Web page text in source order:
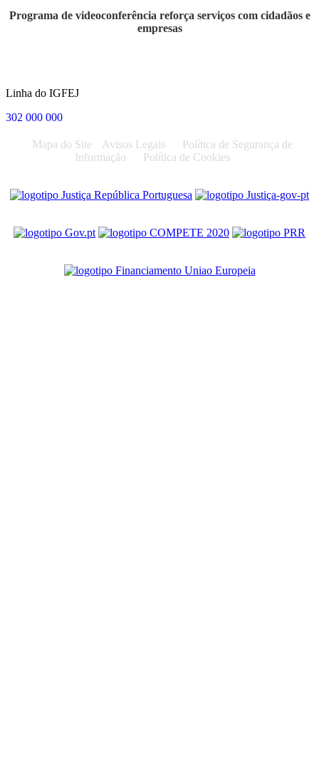
Programa de videoconferência reforça serviços com cidadãos e
empresas
Linha do IGFEJ
302 000 000
Mapa do Site Avisos Legais
Política de Segurança de
Informação
Política de Cookies